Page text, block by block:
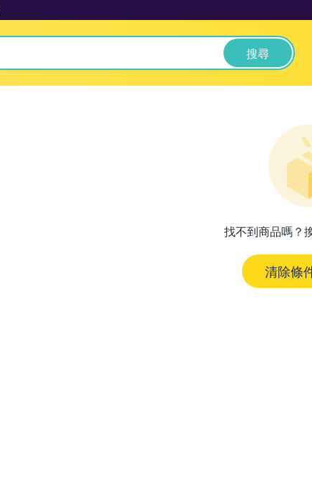
搜尋
找不到商品嗎？
清除條